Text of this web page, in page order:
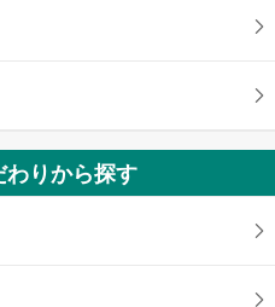
西帯広」駅 徒歩75分
りから探す